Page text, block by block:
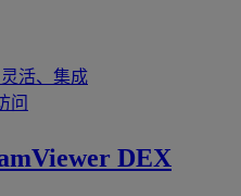
活、集成
问
DEX